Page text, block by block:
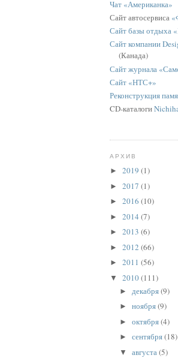
Чат «Американка»
Сайт автосервиса
Сайт базы отдыха
Сайт компании
(Канада)
Сайт журнала
Сайт «НТС+»
Реконструкция
CD-каталоги
АРХИВ
► 2019 (1)
► 2017 (1)
► 2016 (10)
► 2014 (7)
► 2013 (6)
► 2012 (66)
► 2011 (56)
▼ 2010(111)
► декабря(9)
► ноября(9)
► октября(4)
► сентября(18)
▼ августа(5)